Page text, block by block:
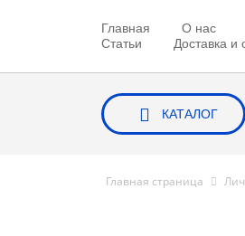
Главная О нас
Статьи
Доставка и
КАТАЛОГ
Главная страница